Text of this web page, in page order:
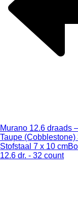
Murano 12.6 draads
Taupe (Cobblestone)
Stofstaal 7 x 10 cm
12.6 dr. - 32 count